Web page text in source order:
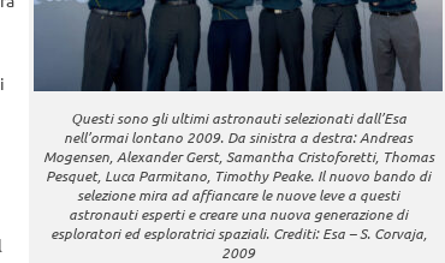
Questi sono gli ultimi astronauti selezionati dall’Esa
nell’ormai lontano 2009. Da sinistra a destra: Andreas
Mogensen, Alexander Gerst, Samantha Cristoforetti, Thomas
Pesquet, Luca Parmitano, Timothy Peake. Il nuovo bando di
selezione mira ad affiancare le nuove leve a questi
astronauti esperti e creare una nuova generazione di
esploratori ed esploratrici spaziali. Crediti: Esa – S. Corvaja,
2009